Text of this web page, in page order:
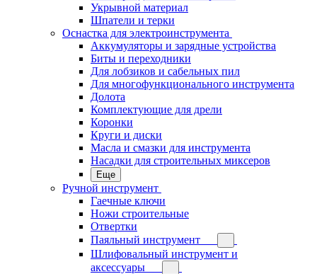
Укрывной материал
Шпатели и терки
Оснастка для электроинструмента
Аккумуляторы и зарядные устройства
Биты и переходники
Для лобзиков и сабельных пил
Для многофункционального инструмента
Долота
Комплектующие для дрели
Коронки
Круги и диски
Масла и смазки для инструмента
Насадки для строительных миксеров
Еще
Ручной инструмент
Гаечные ключи
Ножи строительные
Отвертки
Паяльный инструмент
Шлифовальный инструмент и
аксессуары